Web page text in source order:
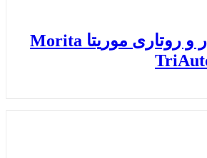
اپکس فایندر و روتاری موریتا Morita